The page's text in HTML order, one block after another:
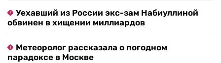
Уехавший из России экс-зам Набиуллиной
обвинен в хищении миллиардов
Метеоролог рассказала о погодном
парадоксе в Москве